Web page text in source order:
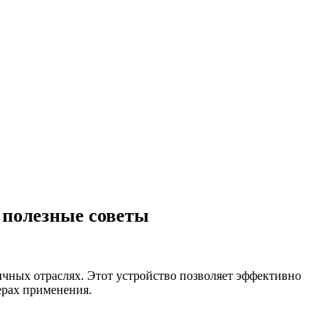
советы
отраслях. Этот устройство позволяет эффективно
применения.